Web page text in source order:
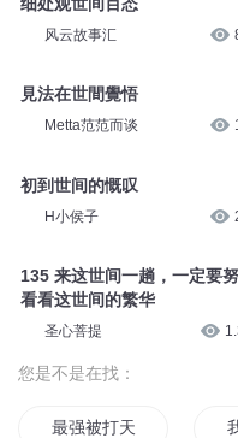
风云故事汇
見法在世間覺悟
Metta范范而谈
初到世间的慨叹
H小侯子
135 来这世间一趟，一定要
看看这世间的繁华
圣心菩提
您是不是在找：
最强被打天赋